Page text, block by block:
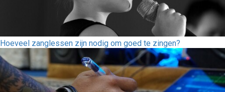
Hoeveel zanglessen zijn nodig om goed te zingen?